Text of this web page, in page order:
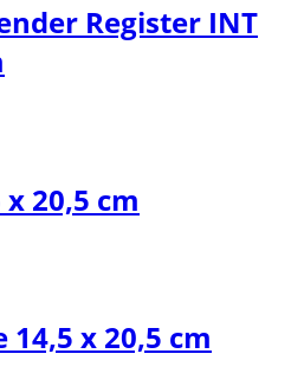
Register INT
20,5 cm
14,5 x 20,5 cm